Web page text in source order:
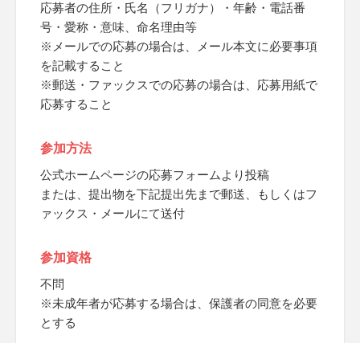
応募者の住所・氏名（フリガナ）・年齢・電話番
号・愛称・意味、命名理由等
※メールでの応募の場合は、メール本文に必要事項
を記載すること
※郵送・ファックスでの応募の場合は、応募用紙で
応募すること
参加方法
公式ホームページの応募フォームより投稿
または、提出物を下記提出先まで郵送、もしくはフ
ァックス・メールにて送付
参加資格
不問
※未成年者が応募する場合は、保護者の同意を必要
とする